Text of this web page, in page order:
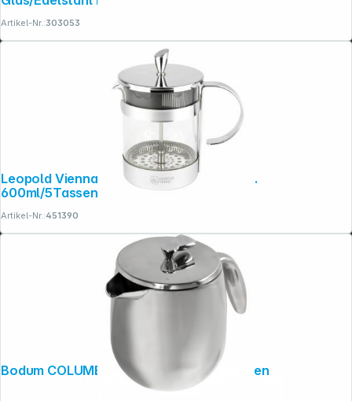
Artikel-Nr.:303053
Leopold Vienna Kaffeebereiter Luxe Edel.
600ml/5Tassen LV01536
Artikel-Nr.:451390
Bodum COLUMBIA Kaffeebereiter 4 Tassen